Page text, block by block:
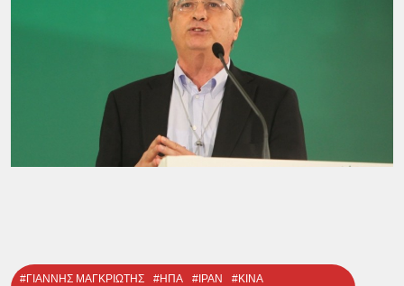
#ΓΙΑΝΝΗΣ ΜΑΓΚΡΙΩΤΗΣ #ΗΠΑ #ΙΡΑΝ
#ΚΙΝΑ